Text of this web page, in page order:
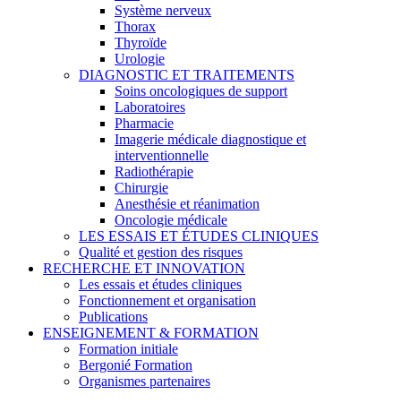
Système nerveux
Thorax
Thyroïde
Urologie
DIAGNOSTIC ET TRAITEMENTS
Soins oncologiques de support
Laboratoires
Pharmacie
Imagerie médicale diagnostique et
interventionnelle
Radiothérapie
Chirurgie
Anesthésie et réanimation
Oncologie médicale
LES ESSAIS ET ÉTUDES CLINIQUES
Qualité et gestion des risques
RECHERCHE ET INNOVATION
Les essais et études cliniques
Fonctionnement et organisation
Publications
ENSEIGNEMENT & FORMATION
Formation initiale
Bergonié Formation
Organismes partenaires